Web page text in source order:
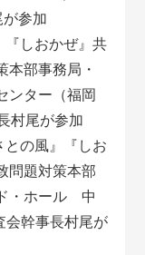
が参加
しおかぜ』共
本部事務局・
ンター（福岡
村尾が参加
の風』『しお
問題対策本部
・ホール 中
会幹事長村尾が